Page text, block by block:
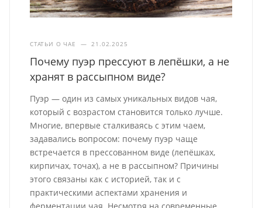
СТАТЬИ О ЧАЕ — 21.02.2025
Почему пуэр прессуют в лепёшки, а не
хранят в рассыпном виде?
Пуэр — один из самых уникальных видов чая,
который с возрастом становится только лучше.
Многие, впервые сталкиваясь с этим чаем,
задавались вопросом: почему пуэр чаще
встречается в прессованном виде (лепёшках,
кирпичах, точах), а не в рассыпном? Причины
этого связаны как с историей, так и с
практическими аспектами хранения и
ферментации чая. Несмотря на современные